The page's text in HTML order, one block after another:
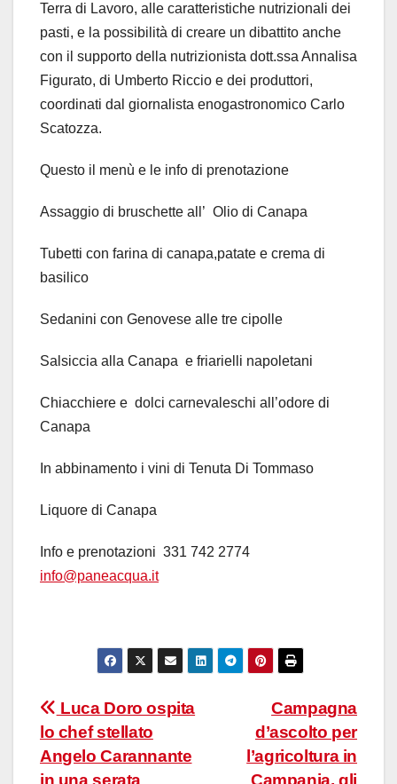
Terra di Lavoro, alle caratteristiche nutrizionali dei
pasti, e la possibilità di creare un dibattito anche
con il supporto della nutrizionista dott.ssa Annalisa
Figurato, di Umberto Riccio e dei produttori,
coordinati dal giornalista enogastronomico Carlo
Scatozza.
Questo il menù e le info di prenotazione
Assaggio di bruschette all’ Olio di Canapa
Tubetti con farina di canapa,patate e crema di
basilico
Sedanini con Genovese alle tre cipolle
Salsiccia alla Canapa e friarielli napoletani
Chiacchiere e dolci carnevaleschi all’odore di
Canapa
In abbinamento i vini di Tenuta Di Tommaso
Liquore di Canapa
Info e prenotazioni 331 742 2774
info@paneacqua.it
Navigazione
articoli
Campagna
d’ascolto per
l’agricoltura in
Campania, gli
Luca Doro ospita
lo chef stellato
Angelo Carannante
in una serata